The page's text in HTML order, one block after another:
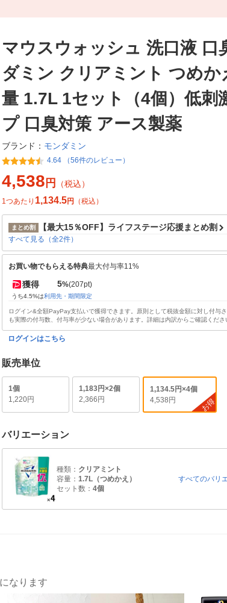
マウスウォッシュ 洗口液 口
ダミン クリアミント つめか
量 1.7L 1セット（4個）低刺
プ 口臭対策 アース製薬
ブランド： モンダミン
4.64 （56件のレビュー）
4,538 円 （税込）
1つあたり 1,134.5円 （税込）
まとめ割 【最大15％OFF】ライフステージ応援まとめ割
すべて見る（全2件）
お買い物でもらえる特典最大付与率11%
獲得 5%(207pt)
うち4.5%は利用先・期間限定
ログイン&全額PayPay支払いで獲得できます。原則として税抜金額に対し付与
も実際の付与数、付与率が少ない場合があります。詳細は内訳からご確認くださ
ログインはこちら
販売単位
1個
1,220円
1,183円×2個
2,366円
1,134.5円×4個
4,538円
お得
バリエーション
種類： クリアミント
容量： 1.7L（つめかえ）
セット数： 4個
すべてのバリ
なります